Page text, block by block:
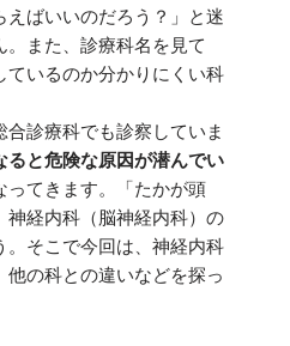
えばいいのだろう？」と迷
。また、診療科名を見て
ているのか分かりにくい科
診療科でも診察していま
ると危険な原因が潜んでい
ってきます。「たかが頭
神経内科（脳神経内科）の
。そこで今回は、神経内科
他の科との違いなどを探っ